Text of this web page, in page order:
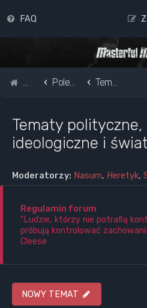
FAQ
Strona główna
Pole do popisu... Tematy polityczne, kontrowersje ideologiczne i światopoglądowe
Tematy
ideologiczne i
Moderatorzy: Nasum, Heretyk,
Regulamin forum
"Ludzie, którzy nie potrafią
próbują kontrolować
Cleese
NOWY TEMAT